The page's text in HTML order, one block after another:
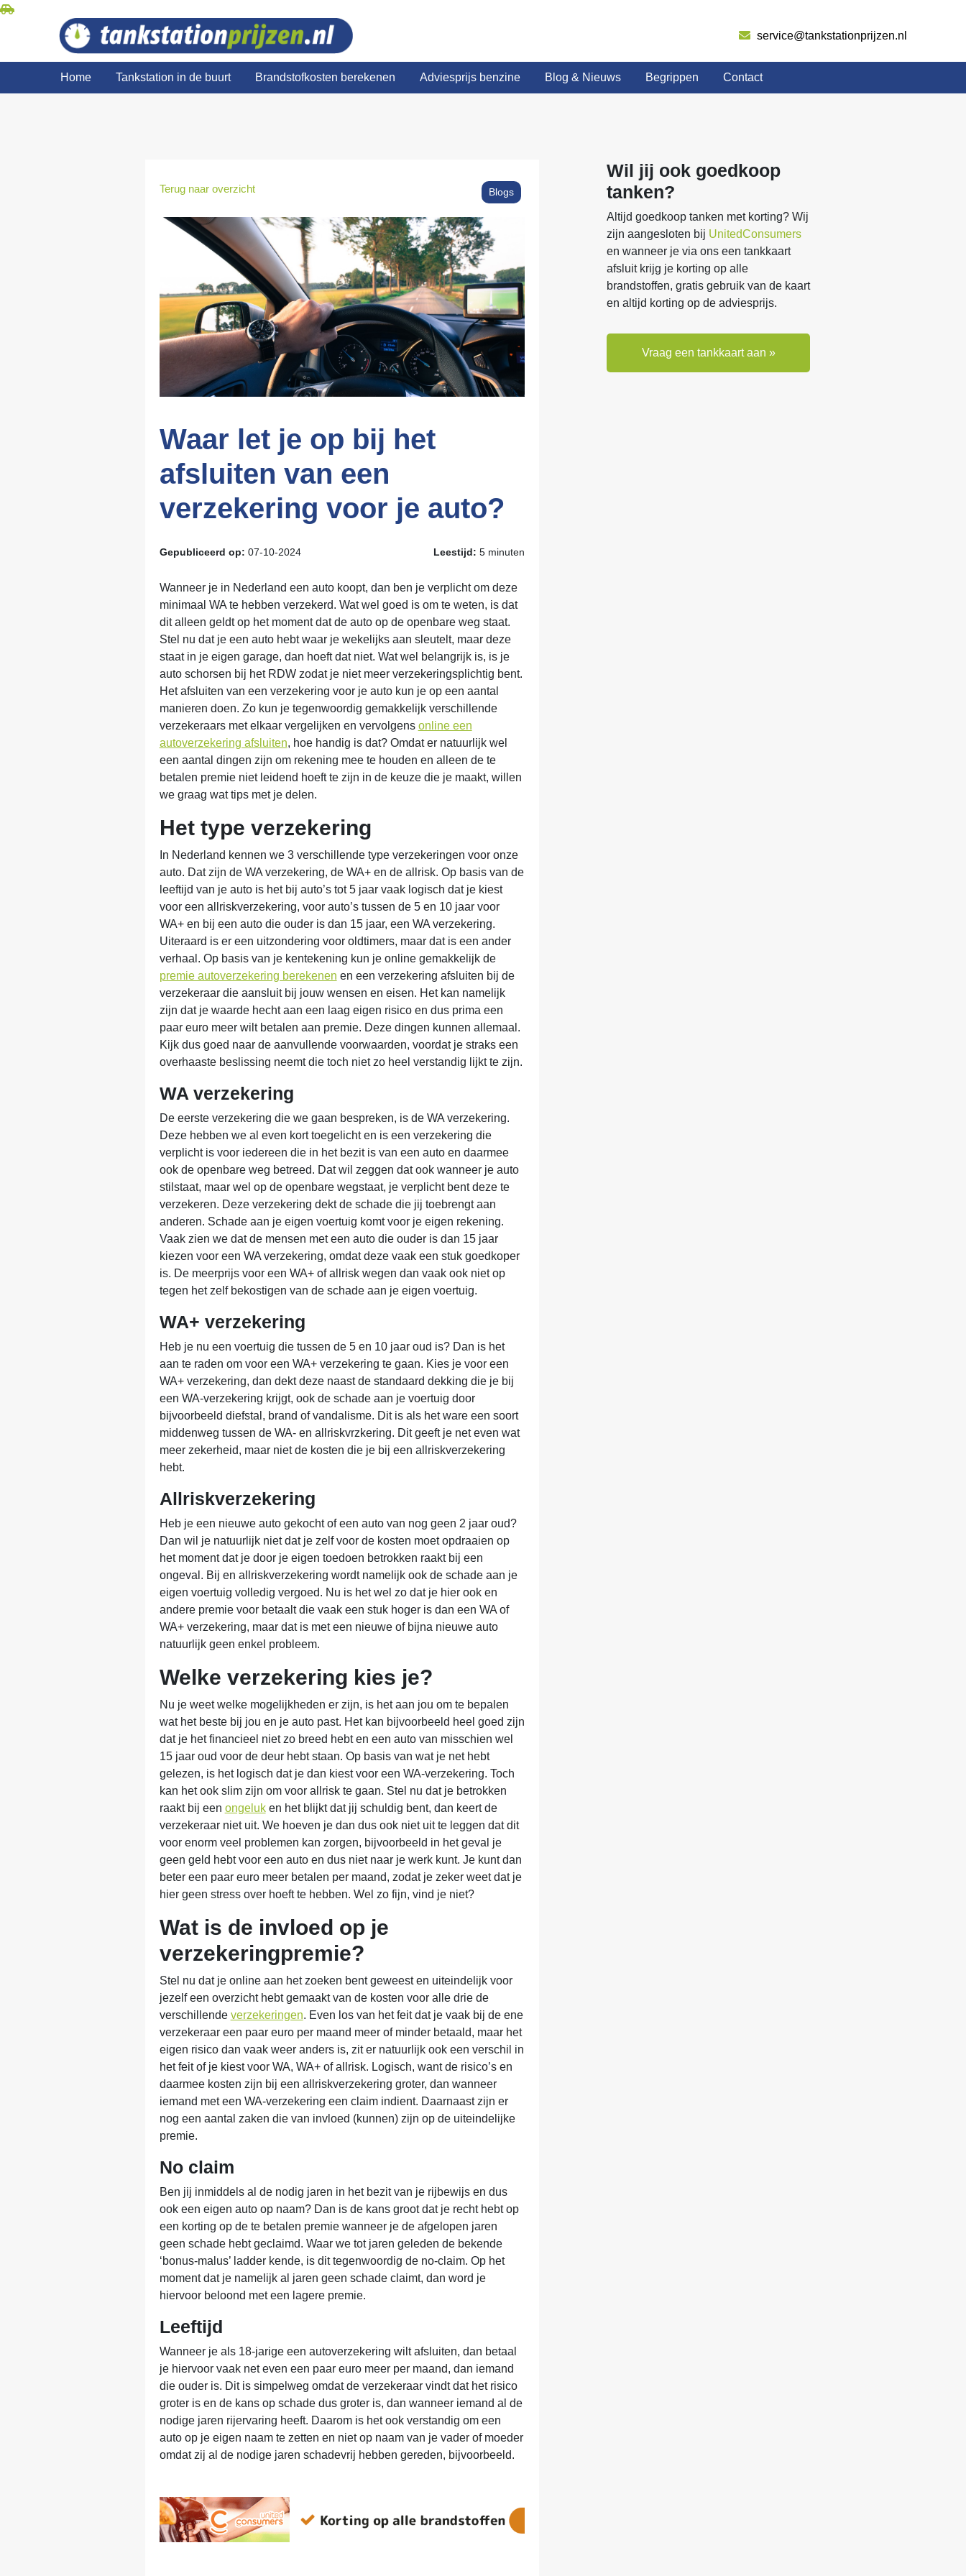
service@tankstationprijzen.nl
Home Tankstation in de buurt Brandstofkosten berekenen Adviesprijs benzine Blog & Nieuws Begrippen Contact
Terug naar overzicht Blogs
Waar let je op bij het
afsluiten van een
verzekering voor je auto?
Gepubliceerd op: 07-10-2024 Leestijd: 5 minuten
Wanneer je in Nederland een auto koopt, dan ben je verplicht om deze
minimaal WA te hebben verzekerd. Wat wel goed is om te weten, is dat
dit alleen geldt op het moment dat de auto op de openbare weg staat.
Stel nu dat je een auto hebt waar je wekelijks aan sleutelt, maar deze
staat in je eigen garage, dan hoeft dat niet. Wat wel belangrijk is, is je
auto schorsen bij het RDW zodat je niet meer verzekeringsplichtig bent.
Het afsluiten van een verzekering voor je auto kun je op een aantal
manieren doen. Zo kun je tegenwoordig gemakkelijk verschillende
verzekeraars met elkaar vergelijken en vervolgens online een
autoverzekering afsluiten, hoe handig is dat? Omdat er natuurlijk wel
een aantal dingen zijn om rekening mee te houden en alleen de te
betalen premie niet leidend hoeft te zijn in de keuze die je maakt, willen
we graag wat tips met je delen.
Het type verzekering
In Nederland kennen we 3 verschillende type verzekeringen voor onze
auto. Dat zijn de WA verzekering, de WA+ en de allrisk. Op basis van de
leeftijd van je auto is het bij auto’s tot 5 jaar vaak logisch dat je kiest
voor een allriskverzekering, voor auto’s tussen de 5 en 10 jaar voor
WA+ en bij een auto die ouder is dan 15 jaar, een WA verzekering.
Uiteraard is er een uitzondering voor oldtimers, maar dat is een ander
verhaal. Op basis van je kentekening kun je online gemakkelijk de
premie autoverzekering berekenen en een verzekering afsluiten bij de
verzekeraar die aansluit bij jouw wensen en eisen. Het kan namelijk
zijn dat je waarde hecht aan een laag eigen risico en dus prima een
paar euro meer wilt betalen aan premie. Deze dingen kunnen allemaal.
Kijk dus goed naar de aanvullende voorwaarden, voordat je straks een
overhaaste beslissing neemt die toch niet zo heel verstandig lijkt te zijn.
WA verzekering
De eerste verzekering die we gaan bespreken, is de WA verzekering.
Deze hebben we al even kort toegelicht en is een verzekering die
verplicht is voor iedereen die in het bezit is van een auto en daarmee
ook de openbare weg betreed. Dat wil zeggen dat ook wanneer je auto
stilstaat, maar wel op de openbare wegstaat, je verplicht bent deze te
verzekeren. Deze verzekering dekt de schade die jij toebrengt aan
anderen. Schade aan je eigen voertuig komt voor je eigen rekening.
Vaak zien we dat de mensen met een auto die ouder is dan 15 jaar
kiezen voor een WA verzekering, omdat deze vaak een stuk goedkoper
is. De meerprijs voor een WA+ of allrisk wegen dan vaak ook niet op
tegen het zelf bekostigen van de schade aan je eigen voertuig.
WA+ verzekering
Heb je nu een voertuig die tussen de 5 en 10 jaar oud is? Dan is het
aan te raden om voor een WA+ verzekering te gaan. Kies je voor een
WA+ verzekering, dan dekt deze naast de standaard dekking die je bij
een WA-verzekering krijgt, ook de schade aan je voertuig door
bijvoorbeeld diefstal, brand of vandalisme. Dit is als het ware een soort
middenweg tussen de WA- en allriskvrzkering. Dit geeft je net even wat
meer zekerheid, maar niet de kosten die je bij een allriskverzekering
hebt.
Allriskverzekering
Heb je een nieuwe auto gekocht of een auto van nog geen 2 jaar oud?
Dan wil je natuurlijk niet dat je zelf voor de kosten moet opdraaien op
het moment dat je door je eigen toedoen betrokken raakt bij een
ongeval. Bij en allriskverzekering wordt namelijk ook de schade aan je
eigen voertuig volledig vergoed. Nu is het wel zo dat je hier ook en
andere premie voor betaalt die vaak een stuk hoger is dan een WA of
WA+ verzekering, maar dat is met een nieuwe of bijna nieuwe auto
natuurlijk geen enkel probleem.
Welke verzekering kies je?
Nu je weet welke mogelijkheden er zijn, is het aan jou om te bepalen
wat het beste bij jou en je auto past. Het kan bijvoorbeeld heel goed zijn
dat je het financieel niet zo breed hebt en een auto van misschien wel
15 jaar oud voor de deur hebt staan. Op basis van wat je net hebt
gelezen, is het logisch dat je dan kiest voor een WA-verzekering. Toch
kan het ook slim zijn om voor allrisk te gaan. Stel nu dat je betrokken
raakt bij een ongeluken het blijkt dat jij schuldig bent, dan keert de
verzekeraar niet uit. We hoeven je dan dus ook niet uit te leggen dat dit
voor enorm veel problemen kan zorgen, bijvoorbeeld in het geval je
geen geld hebt voor een auto en dus niet naar je werk kunt. Je kunt dan
beter een paar euro meer betalen per maand, zodat je zeker weet dat je
hier geen stress over hoeft te hebben. Wel zo fijn, vind je niet?
Wat is de invloed op je
verzekeringpremie?
Stel nu dat je online aan het zoeken bent geweest en uiteindelijk voor
jezelf een overzicht hebt gemaakt van de kosten voor alle drie de
verschillende verzekeringen. Even los van het feit dat je vaak bij de ene
verzekeraar een paar euro per maand meer of minder betaald, maar het
eigen risico dan vaak weer anders is, zit er natuurlijk ook een verschil in
het feit of je kiest voor WA, WA+ of allrisk. Logisch, want de risico’s en
daarmee kosten zijn bij een allriskverzekering groter, dan wanneer
iemand met een WA-verzekering een claim indient. Daarnaast zijn er
nog een aantal zaken die van invloed (kunnen) zijn op de uiteindelijke
premie.
No claim
Ben jij inmiddels al de nodig jaren in het bezit van je rijbewijs en dus
ook een eigen auto op naam? Dan is de kans groot dat je recht hebt op
een korting op de te betalen premie wanneer je de afgelopen jaren
geen schade hebt geclaimd. Waar we tot jaren geleden de bekende
‘bonus-malus’ ladder kende, is dit tegenwoordig de no-claim. Op het
moment dat je namelijk al jaren geen schade claimt, dan word je
hiervoor beloond met een lagere premie.
Leeftijd
Wanneer je als 18-jarige een autoverzekering wilt afsluiten, dan betaal
je hiervoor vaak net even een paar euro meer per maand, dan iemand
die ouder is. Dit is simpelweg omdat de verzekeraar vindt dat het risico
groter is en de kans op schade dus groter is, dan wanneer iemand al de
nodige jaren rijervaring heeft. Daarom is het ook verstandig om een
auto op je eigen naam te zetten en niet op naam van je vader of moeder
omdat zij al de nodige jaren schadevrij hebben gereden, bijvoorbeeld.
Wil jij ook goedkoop
tanken?
Altijd goedkoop tanken met korting? Wij
zijn aangesloten bij UnitedConsumers
en wanneer je via ons een tankkaart
afsluit krijg je korting op alle
brandstoffen, gratis gebruik van de kaart
en altijd korting op de adviesprijs.
Vraag een tankkaart aan »